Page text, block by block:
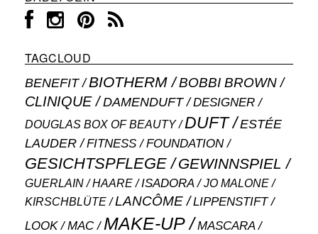
TAGCLOUD
BENEFIT BIOTHERM BOBBI BROWN
CLINIQUE DAMENDUFT DESIGNER
DOUGLAS BOX OF BEAUTY DUFT
ESTÉE
LAUDER
FITNESS FOUNDATION
GESICHTSPFLEGE GEWINNSPIEL
GUERLAIN HAARE ISADORA JO MALONE
KIRSCHBLÜTE LANCÔME LIPPENSTIFT
LOOK MAC MAKE-UP MASCARA